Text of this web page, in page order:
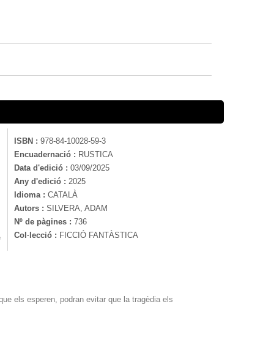
ISBN : 978-84-10028-59-3
Encuadernació : RUSTICA
Data d'edició : 03/09/2025
Any d'edició : 2025
Idioma : CATALÀ
Autors : SILVERA, ADAM
Nº de pàgines : 736
Col·lecció : FICCIÓ FANTÀSTICA
els esperen, podran evitar que la tragèdia els